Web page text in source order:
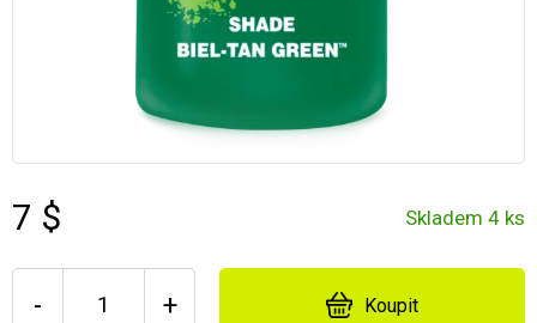
7 $ Skladem 4 ks
- + Koupit